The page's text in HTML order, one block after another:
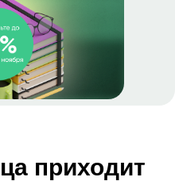
приходит